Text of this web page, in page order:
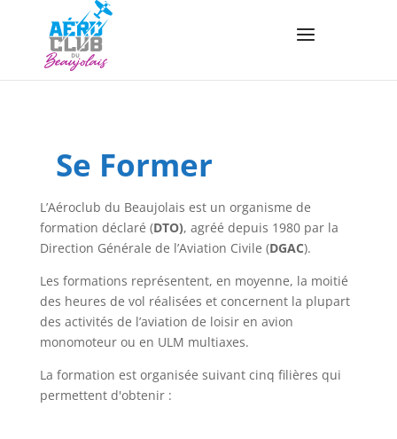
Se Former
L’Aéroclub du Beaujolais est un organisme de
formation déclaré (DTO), agréé depuis 1980 par la
Direction Générale de l’Aviation Civile (DGAC).
Les formations représentent, en moyenne, la moitié
des heures de vol réalisées et concernent la plupart
des activités de l’aviation de loisir en avion
monomoteur ou en ULM multiaxes.
La formation est organisée suivant cinq filières qui
permettent d'obtenir :